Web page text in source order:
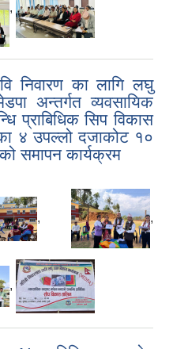
,
निवारण का लागि लघु
अन्तर्गत व्यवसायिक
प्राबिधिक सिप विकास
४ उपल्लो दजाकोट १०
समापन कार्यक्रम
, ,
,